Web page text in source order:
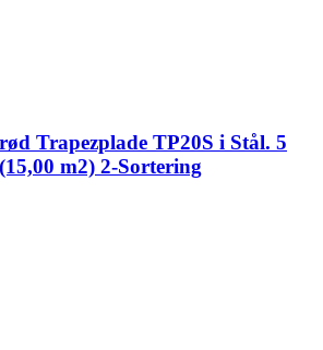
Trapezplade TP20S i Stål. 5
m2) 2-Sortering